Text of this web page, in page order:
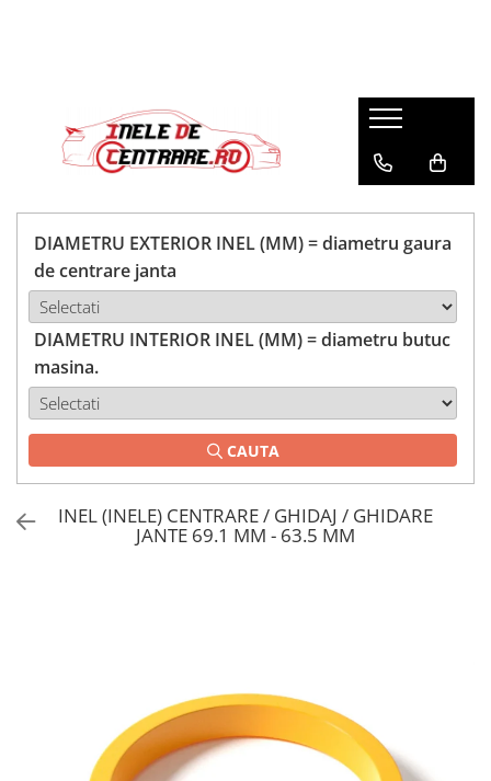
DIAMETRU EXTERIOR INEL (MM) = diametru gaura
de centrare janta
DIAMETRU INTERIOR INEL (MM) = diametru butuc
masina.
CAUTA
INEL (INELE) CENTRARE / GHIDAJ / GHIDARE
JANTE 69.1 MM - 63.5 MM